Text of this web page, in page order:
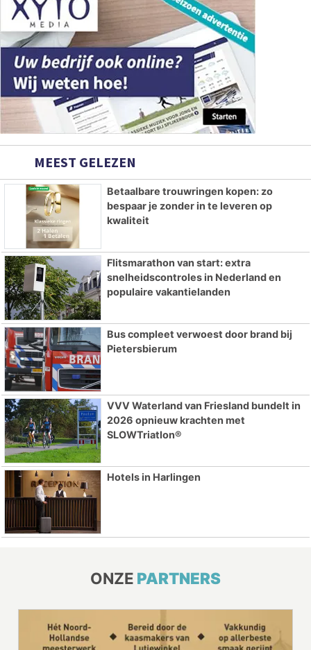
MEEST GELEZEN
Betaalbare trouwringen kopen: zo
bespaar je zonder in te leveren op
kwaliteit
Flitsmarathon van start: extra
snelheidscontroles in Nederland en
populaire vakantielanden
Bus compleet verwoest door brand bij
Pietersbierum
VVV Waterland van Friesland bundelt in
2026 opnieuw krachten met
SLOWTriatlon®
Hotels in Harlingen
ONZE PARTNERS